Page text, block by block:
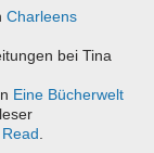
Charleens
bei Tina
Eine Bücherwelt